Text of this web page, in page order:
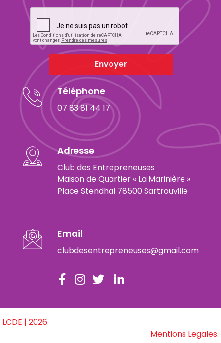
Envoyer
Téléphone
07 83 81 44 17
Adresse
Club des Entrepreneuses
Maison de Quartier « La Marinière »
Place Stendhal 78500 Sartrouville
Email
clubdesentrepreneuses@gmail.com
LCDE | 2026
Mentions Legales.